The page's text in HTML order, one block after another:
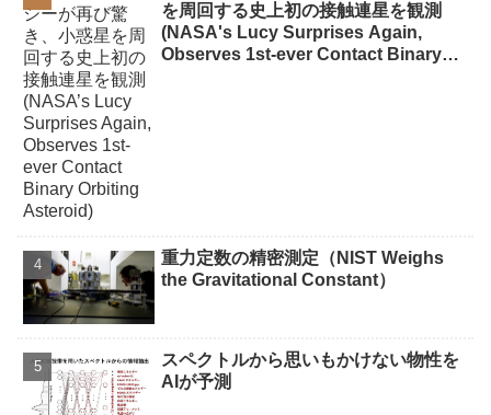
を周回する史上初の接触連星を観測
(NASA's Lucy Surprises Again,
Observes 1st-ever Contact Binary
重力定数の精密測定（NIST Weighs
the Gravitational Constant）
スペクトルから思いもかけない物性を
AIが予測